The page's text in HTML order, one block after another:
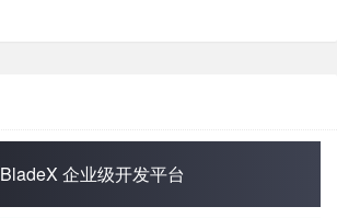
BladeX 企业级开发平台